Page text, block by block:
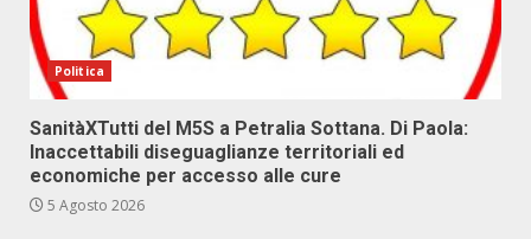
Politica
SanitàXTutti del M5S a Petralia Sottana. Di Paola:
Inaccettabili diseguaglianze territoriali ed
economiche per accesso alle cure
5 Agosto 2026